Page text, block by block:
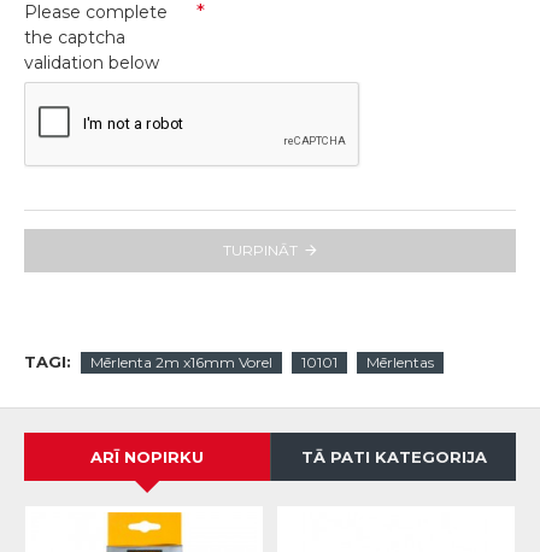
Please complete
the captcha
validation below
TURPINĀT
TAGI: Mērlenta 2m x16mm Vorel 10101 Mērlentas
ARĪ NOPIRKU TĀ PATI KATEGORIJA